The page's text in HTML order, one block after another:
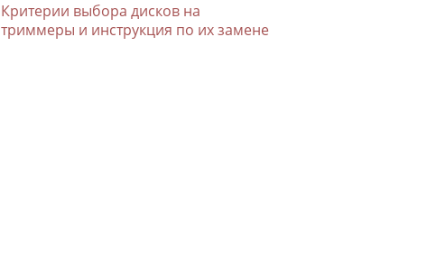
Критерии выбора дисков на
триммеры и инструкция по их замене